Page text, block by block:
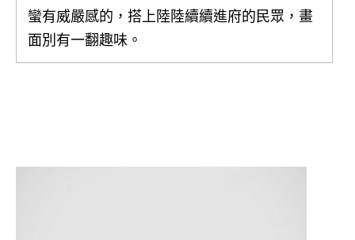
蠻有威嚴感的，搭上陸陸續續進府的民眾，畫
面別有一翻趣味。